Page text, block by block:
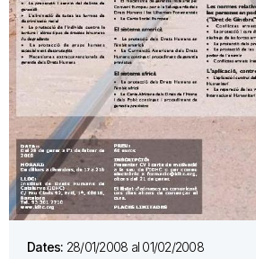
Dates: 28/01/2008 al 01/02/2008